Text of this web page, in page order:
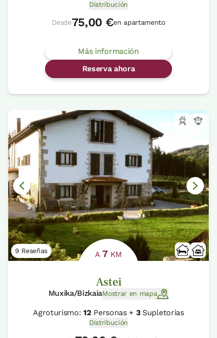
Distribución
Desde75,00 €en apartamento
Más información
Reserva ahora
9 Reseñas A7 KM
Astei
Muxika/BizkaiaMostrar en mapa
Agroturismo:12 Personas + 3Supletorias
Distribución